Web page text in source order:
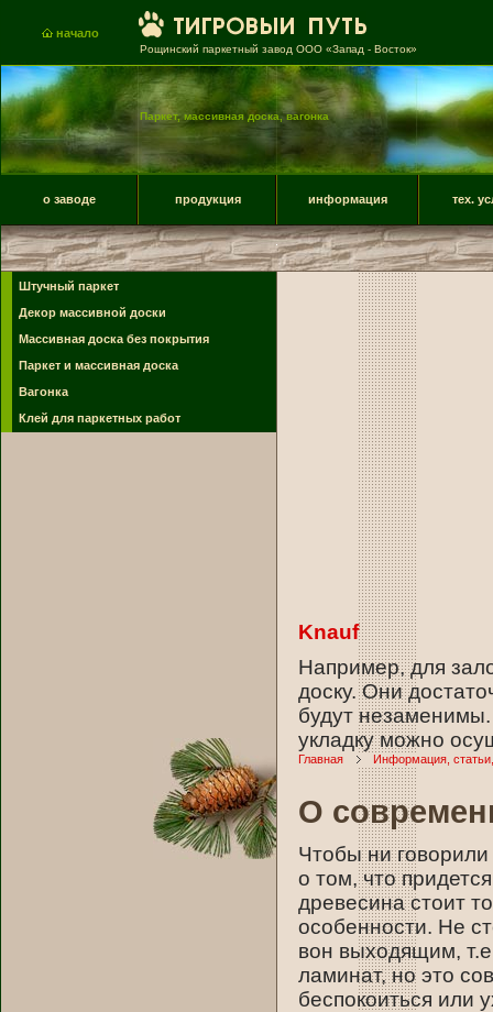
начало
Рощинский паркетный завод ООО «Запад - Восток»
Паркет, массивная доска, вагонка
о заводе продукция информация тех.
Штучный паркет
Декор массивной доски
Массивная доска без покрытия
Паркет и массивная доска
Вагонка
Клей для паркетных работ
Knauf
Например, для
доску. Они
будут
укладку можно
Главная Информация,
О
Чтобы ни говорили
о том, что
древесина стоит
особенности. Не
вон выходящим,
ламинат, но это
беспокоиться или